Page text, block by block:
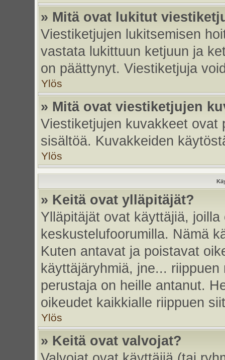
» Mitä ovat lukitut
Viestiketjujen lukitsemisen
vastata lukittuun ketjuun ja
on päättynyt. Viestiketjuja
Ylös
» Mitä ovat viestiketjujen
Viestiketjujen kuvakkeet ovat
sisältöä. Kuvakkeiden
Ylös
» Keitä ovat ylläpitäjät?
Ylläpitäjät ovat käyttäjiä,
keskustelufoorumilla. Nämä
Kuten antavat ja poistavat
käyttäjäryhmiä, jne...
perustaja on heille antanut.
oikeudet kaikkialle riippuen
Ylös
» Keitä ovat valvojat?